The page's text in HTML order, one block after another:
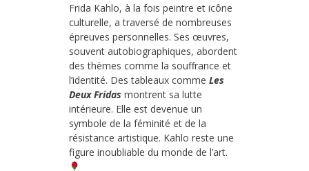
Frida Kahlo, à la fois peintre et icône
culturelle, a traversé de nombreuses
épreuves personnelles. Ses œuvres,
souvent autobiographiques, abordent
des thèmes comme la souffrance et
l’identité. Des tableaux comme Les
Deux Fridas montrent sa lutte
intérieure. Elle est devenue un
symbole de la féminité et de la
résistance artistique. Kahlo reste une
figure inoubliable du monde de l’art.